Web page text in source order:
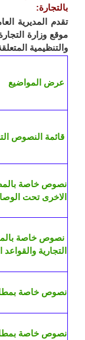
بالتجارة:
تقدم المديرية
والتنظيمية المتعلقة
عرض المواضيع
قائمة النصوص
نصوص خاصة
الاخرى تحت
نصوص خاصة
التجارية
نصوص خاصة
نصوص خاصة